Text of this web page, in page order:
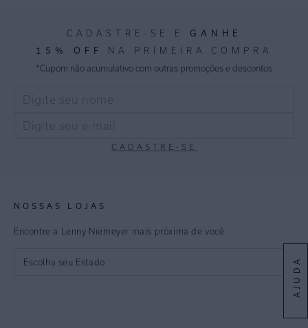
AJUDA
CADASTRE-SE E GANHE
15% OFF
NA PRIMEIRA COMPRA
*Cupom não acumulativo com outras promoções e descontos
CADASTRE-SE
NOSSAS LOJAS
Encontre a Lenny Niemeyer mais próxima de você
Escolha seu Estado